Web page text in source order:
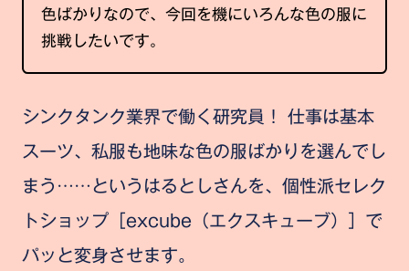
色ばかりなので、今回を機にいろんな色の服に
挑戦したいです。
シンクタンク業界で働く研究員！ 仕事は基本
スーツ、私服も地味な色の服ばかりを選んでし
まう……というはるとしさんを、個性派セレク
トショップ［excube（エクスキューブ）］で
パッと変身させます。